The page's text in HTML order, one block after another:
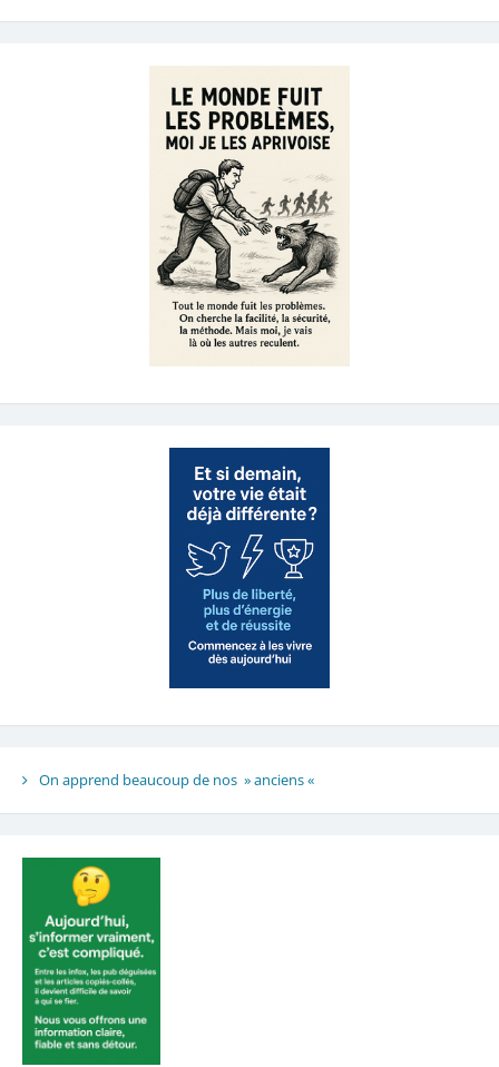
On apprend beaucoup de nos » anciens «